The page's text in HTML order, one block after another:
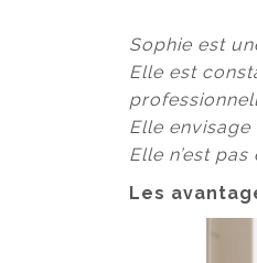
Sophie est
Elle est
Elle
Elle n’est
Les